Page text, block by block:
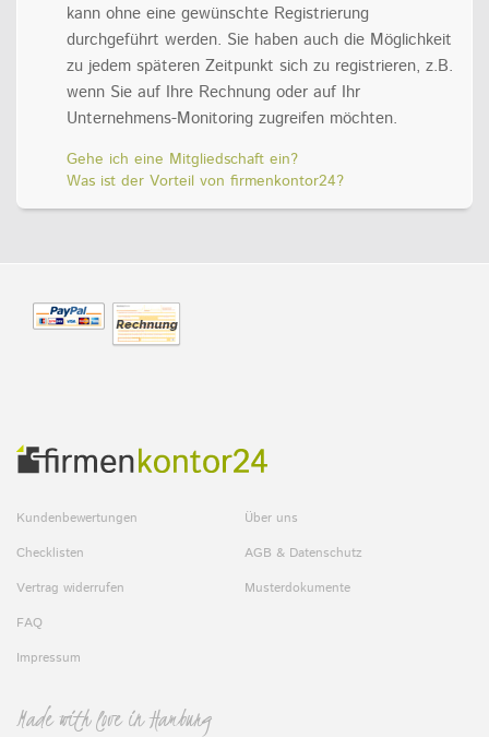
kann ohne eine gewünschte Registrierung
durchgeführt werden. Sie haben auch die Möglichkeit
zu jedem späteren Zeitpunkt sich zu registrieren, z.B.
wenn Sie auf Ihre Rechnung oder auf Ihr
Unternehmens-Monitoring zugreifen möchten.
Gehe ich eine Mitgliedschaft ein?
Was ist der Vorteil von firmenkontor24?
Kundenbewertungen
Über uns
Checklisten
AGB & Datenschutz
Vertrag widerrufen
Musterdokumente
FAQ
Impressum
Made with love in Hamburg